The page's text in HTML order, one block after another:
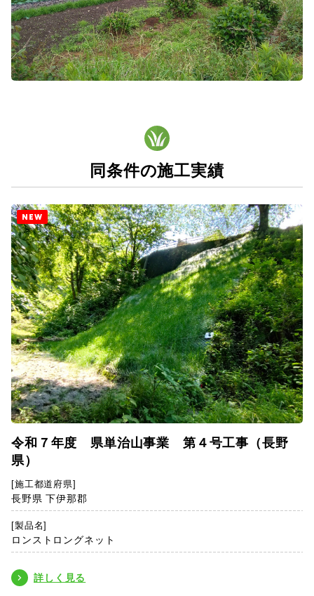
同条件の施工実績
NEW
令和７年度 県単治山事業 第４号工事（長野
県）
[施工都道府県]
長野県 下伊那郡
[製品名]
ロンストロングネット
詳しく見る